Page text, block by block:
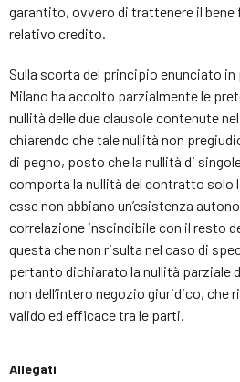
garantito, ovvero di trattenere il bene
relativo credito.
Sulla scorta del principio enunciato in
Milano ha accolto parzialmente le
nullità delle due clausole contenute
chiarendo che tale nullità non
di pegno, posto che la nullità di
comporta la nullità del contratto solo
esse non abbiano un’esistenza
correlazione inscindibile con il resto
questa che non risulta nel caso di
pertanto dichiarato la nullità parziale
non dell’intero negozio giuridico, che
valido ed efficace tra le parti.
Allegati